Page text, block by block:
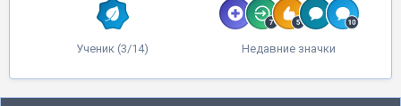
Ученик (3/14) Недавние значки